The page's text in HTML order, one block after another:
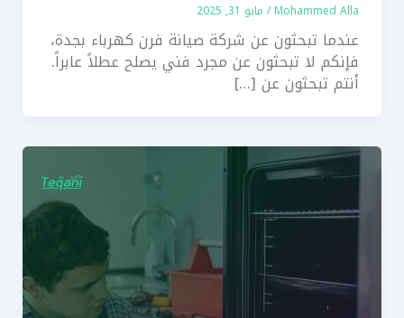
Mohammed Alla
/ مايو 31, 2025
عندما تبحثون عن شركة صيانة فرن كهرباء بجدة،
فإنكم لا تبحثون عن مجرد فني يصلح عطلاً عابراً.
أنتم تبحثون عن […]